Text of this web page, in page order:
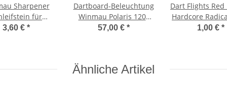
Sharpener
für
3,60 € *
Dartboard-Beleuchtung
Winmau Polaris 120°
LED
57,00 € *
Dart Flights Red
Hardcore
schwarz/rot
1,00 € *
Ähnliche Artikel